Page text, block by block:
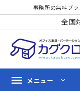
事務所の無料プ
全国
menu メニュー